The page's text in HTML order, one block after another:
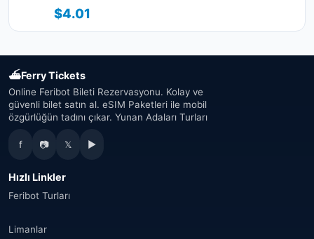
$4.01
⛴Ferry Tickets
Online Feribot Bileti Rezervasyonu. Kolay ve
güvenli bilet satın al. eSIM Paketleri ile mobil
özgürlüğün tadını çıkar. Yunan Adaları Turları
f 📷 𝕏 ▶
Hızlı Linkler
Feribot Turları
Limanlar